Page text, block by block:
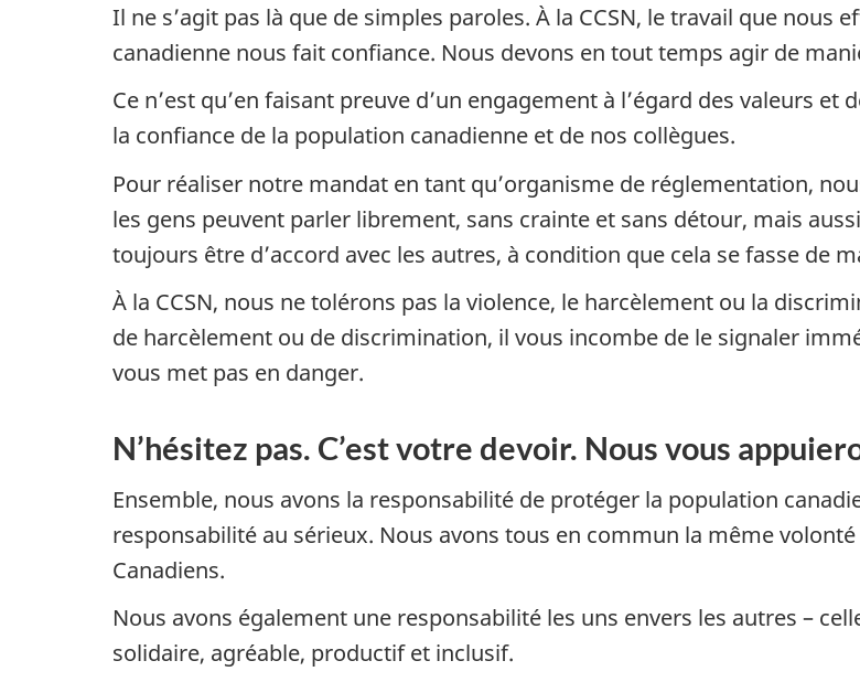
Il ne s’agit pas là que de simples paroles. À la CCSN, le travail que nous
canadienne nous fait confiance. Nous devons en tout temps agir de
Ce n’est qu’en faisant preuve d’un engagement à l’égard des valeurs
la confiance de la population canadienne et de nos collègues.
Pour réaliser notre mandat en tant qu’organisme de réglementation,
les gens peuvent parler librement, sans crainte et sans détour, mais
toujours être d’accord avec les autres, à condition que cela se fasse de
À la CCSN, nous ne tolérons pas la violence, le harcèlement ou la
de harcèlement ou de discrimination, il vous incombe de le signaler
vous met pas en danger.
N’hésitez pas. C’est votre devoir. Nous vous
Ensemble, nous avons la responsabilité de protéger la population
responsabilité au sérieux. Nous avons tous en commun la même
Canadiens.
Nous avons également une responsabilité les uns envers les autres –
solidaire, agréable, productif et inclusif.